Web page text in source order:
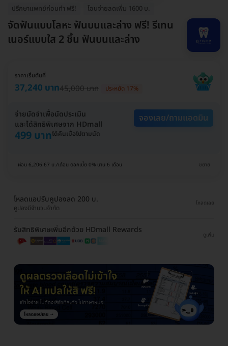
ปรึกษาแพทย์ก่อนทำ ฟรี! โอนจ่ายลดเพิ่ม 1600 บ.
จัดฟันแบบโลหะ ฟันบนและล่าง ฟรี! รีเทน
เนอร์แบบใส 2 ชิ้น ฟันบนและล่าง
ราคาเริ่มต้นที่
37,240 บาท45,000 บาท ประหยัด 17%
จ่ายมัดจำเพื่อนัดประเมิน
และได้สิทธิพิเศษจาก HDmall
499 บาทได้คืนเมื่อไปตามนัด
จองเลย/ถามแอดมิน
ผ่อน 6,206.67 บ./เดือน ดอกเบี้ย 0% นาน 6 เดือน ขยาย
โหลดแอปรับคูปองลด 200 บ.
คูปองมีจำนวนจำกัด
โหลดเลย
รับสิทธิพิเศษเพิ่มอีกด้วย HDmall Rewards
ดูเพิ่ม